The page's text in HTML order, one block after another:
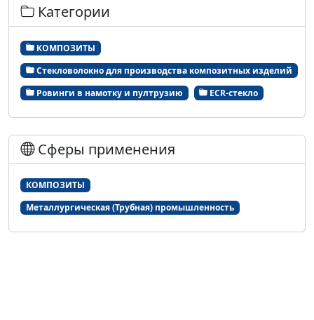
Категории
КОМПОЗИТЫ
Стекловолокно для производства композитных изделий
Ровинги в намотку и пултрузию
ECR-стекло
Сферы применения
КОМПОЗИТЫ
Металлургическая (Трубная) промышленность